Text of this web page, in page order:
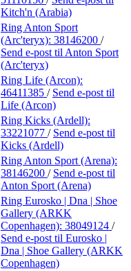
Kitch'n (Arabia)
Ring Anton Sport
(Arc'teryx): 38146200 /
Send e-post til Anton Sport
(Arc'teryx)
Ring Life (Arcon):
46411385 / Send e-post til
Life (Arcon)
Ring Kicks (Ardell):
33221077 / Send e-post til
Kicks (Ardell)
Ring Anton Sport (Arena):
38146200 / Send e-post til
Anton Sport (Arena)
Ring Eurosko | Dna | Shoe
Gallery (ARKK
Copenhagen): 38049124 /
Send e-post til Eurosko |
Dna | Shoe Gallery (ARKK
Copenhagen)